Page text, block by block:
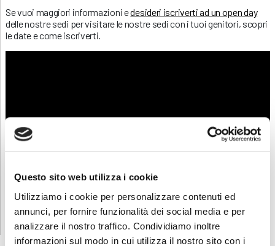
Questo sito web utilizza i cookie
Utilizziamo i cookie per personalizzare contenuti ed
annunci, per fornire funzionalità dei social media e per
analizzare il nostro traffico. Condividiamo inoltre
informazioni sul modo in cui utilizza il nostro sito con i
Se vuoi maggiori informazioni edesideri iscriverti ad un open day
delle nostre sedi per visitare le nostre sedi con i tuoi genitori, scopri
le date e come iscriverti.